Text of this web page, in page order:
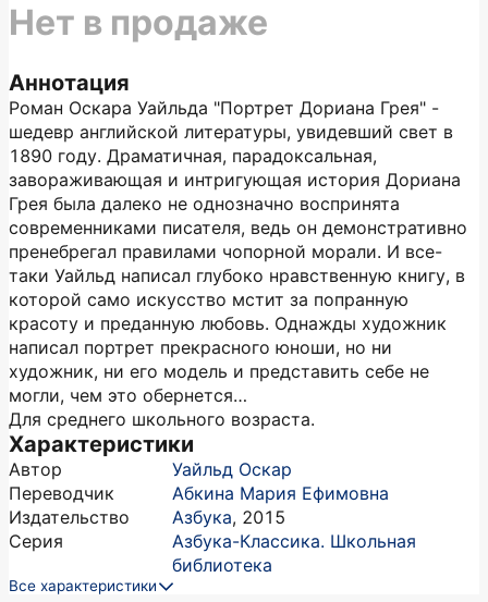
Аннотация
Роман Оскара Уайльда "Портрет Дориана Грея" -
шедевр английской литературы, увидевший свет в
1890 году. Драматичная, парадоксальная,
завораживающая и интригующая история Дориана
Грея была далеко не однозначно воспринята
современниками писателя, ведь он демонстративно
пренебрегал правилами чопорной морали. И все-
таки Уайльд написал глубоко нравственную книгу, в
которой само искусство мстит за попранную
красоту и преданную любовь. Однажды художник
написал портрет прекрасного юноши, но ни
художник, ни его модель и представить себе не
могли, чем это обернется…
Для среднего школьного возраста.
Характеристики
Автор
Уайльд Оскар
Переводчик
Абкина Мария Ефимовна
Издательство
Азбука, 2015
Серия
Азбука-Классика. Школьная
библиотека
Все характеристики
Нет в продаже